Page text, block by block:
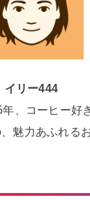
イリー444
、コーヒー好
魅力あふれる